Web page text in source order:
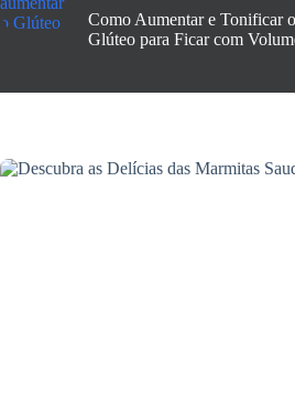
Como Aumentar e Tonificar o
Glúteo para Ficar com